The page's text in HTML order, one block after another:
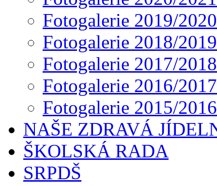
Fotogalerie 2019/2020
Fotogalerie 2018/2019
Fotogalerie 2017/2018
Fotogalerie 2016/2017
Fotogalerie 2015/2016
NAŠE ZDRAVÁ
ŠKOLSKÁ RADA
SRPDŠ